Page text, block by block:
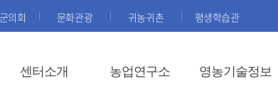
의회 문화관광 귀농귀촌 평생학습관
센터소개 농업연구소 영농기술정보